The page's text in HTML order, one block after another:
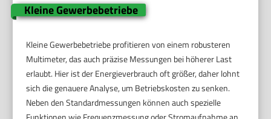
Kleine Gewerbebetriebe
Kleine Gewerbebetriebe profitieren von einem robusteren
Multimeter, das auch präzise Messungen bei höherer Last
erlaubt. Hier ist der Energieverbrauch oft größer, daher lohnt
sich die genauere Analyse, um Betriebskosten zu senken.
Neben den Standardmessungen können auch spezielle